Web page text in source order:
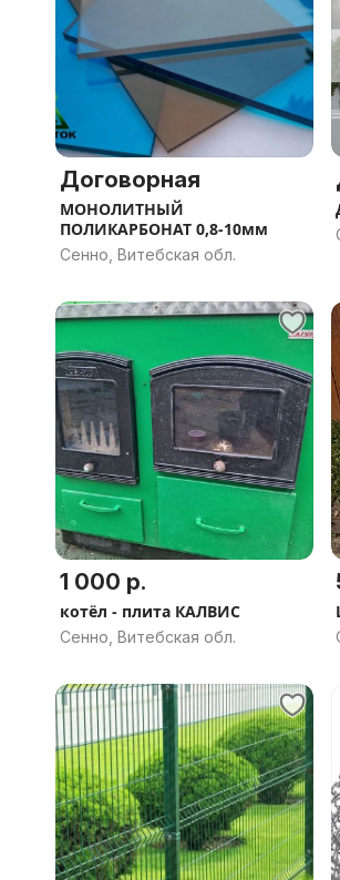
Договорная
МОНОЛИТНЫЙ
ПОЛИКАРБОНАТ 0,8-10мм
Сенно, Витебская обл.
1 000 р.
котёл - плита КАЛВИС
Сенно, Витебская обл.